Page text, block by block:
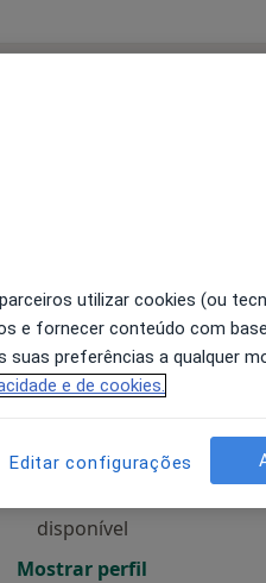
Dom,
disponível
Mostrar perfil
utilizar cookies (ou
e fornecer conteúdo com
suas preferências a qualquer
e de cookies.
Editar configurações